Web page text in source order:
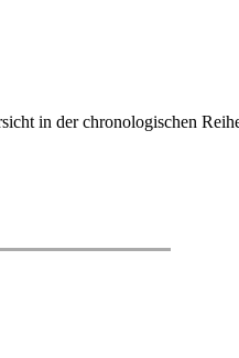
in der chronologischen